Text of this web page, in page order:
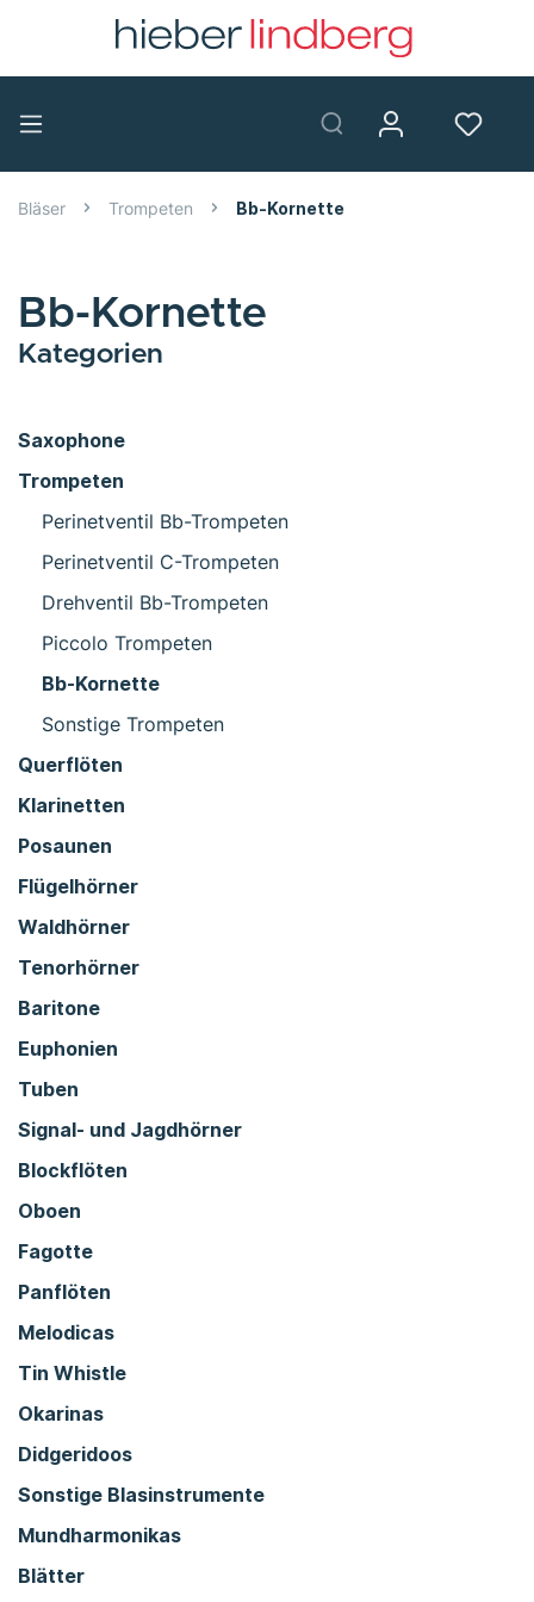
Bläser Trompeten Bb-Kornette
Bb-Kornette
Kategorien
Saxophone
Trompeten
Perinetventil Bb-Trompeten
Perinetventil C-Trompeten
Drehventil Bb-Trompeten
Piccolo Trompeten
Bb-Kornette
Sonstige Trompeten
Querflöten
Klarinetten
Posaunen
Flügelhörner
Waldhörner
Tenorhörner
Baritone
Euphonien
Tuben
Signal- und Jagdhörner
Blockflöten
Oboen
Fagotte
Panflöten
Melodicas
Tin Whistle
Okarinas
Didgeridoos
Sonstige Blasinstrumente
Mundharmonikas
Blätter